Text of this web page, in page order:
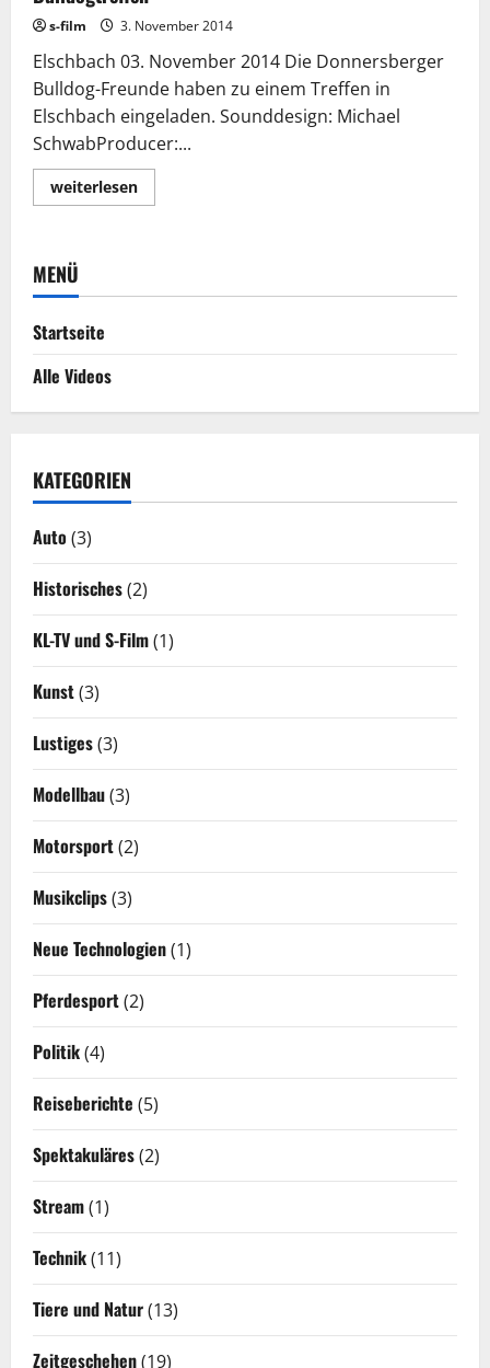
s-film 3. November 2014
Elschbach 03. November 2014 Die Donnersberger
Bulldog-Freunde haben zu einem Treffen in
Elschbach eingeladen. Sounddesign: Michael
SchwabProducer:...
weiterlesenLesen
Sie
MENÜ
Startseite
Alle Videos
KATEGORIEN
Auto(3)
Historisches(2)
KL-TV und S-Film(1)
Kunst(3)
Lustiges(3)
Modellbau(3)
Motorsport(2)
Musikclips(3)
Neue Technologien(1)
Pferdesport(2)
Politik(4)
Reiseberichte (5)
Spektakuläres(2)
Stream(1)
Technik(11)
Tiere und Natur(13)
Zeitgeschehen(19)